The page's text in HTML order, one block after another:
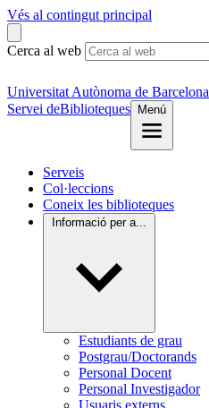
Vés al contingut principal
Cerca al web
Universitat Autònoma de Barcelona
Servei deBiblioteques Menú
Serveis
Col·leccions
Coneix les biblioteques
Informació per a...
Estudiants de grau
Postgrau/Doctorands
Personal Docent
Personal Investigador
Usuaris externs